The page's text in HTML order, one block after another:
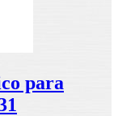
para